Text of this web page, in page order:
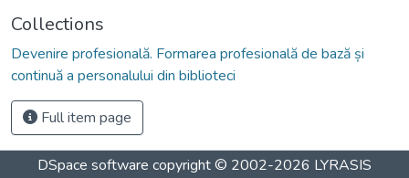
Collections
Devenire profesională. Formarea profesională de bază și
continuă a personalului din biblioteci
Full item page
DSpace software copyright © 2002-2026 LYRASIS